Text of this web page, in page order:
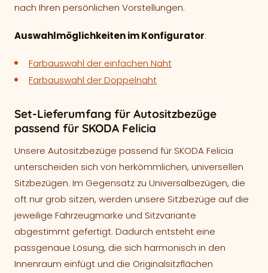
nach Ihren persönlichen Vorstellungen.
Auswahlmöglichkeiten im Konfigurator:
Farbauswahl der einfachen Naht
Farbauswahl der Doppelnaht
Set-Lieferumfang für Autositzbezüge
passend für SKODA Felicia
Unsere Autositzbezüge passend für SKODA Felicia
unterscheiden sich von herkömmlichen, universellen
Sitzbezügen. Im Gegensatz zu Universalbezügen, die
oft nur grob sitzen, werden unsere Sitzbezüge auf die
jeweilige Fahrzeugmarke und Sitzvariante
abgestimmt gefertigt. Dadurch entsteht eine
passgenaue Lösung, die sich harmonisch in den
Innenraum einfügt und die Originalsitzflächen